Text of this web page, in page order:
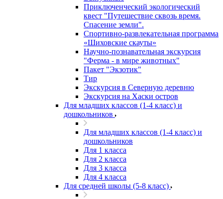
Приключенческий экологический
квест "Путешествие сквозь время.
Спасение земли".
Спортивно-развлекательная программа
«Шиховские скауты»
Научно-познавательная экскурсия
"Ферма - в мире животных"
Пакет "Экзотик"
Тир
Экскурсия в Северную деревню
Экскурсия на Хаски остров
Для младших классов (1-4 класс) и
дошкольников
Для младших классов (1-4 класс) и
дошкольников
Для 1 класса
Для 2 класса
Для 3 класса
Для 4 класса
Для средней школы (5-8 класс)